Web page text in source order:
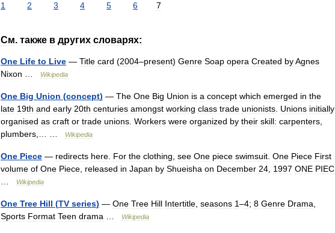
1 2 3 4 5 6 7
См. также в других словарях:
One Life to Live — Title card (2004–present) Genre Soap opera Created byAgnes
Nixon
Wikipedia
One Big Union (concept) — The One Big Union is a concept which emerged in the
late 19th and early 20th centuries amongst working class trade unionists Unions initially
organised as craft or trade unions Workers were organized by their skill: carpenters
plumbers
Wikipedia
One Piece — redirects here For the clothing see One piece swimsuit One Piece First
volume of One Piece released in Japan by Shueisha on December 24 1997 ONE PIEC
Wikipedia
One Tree Hill (TV series) — One Tree Hill Intertitle seasons 1–4; 8 Genre Drama
Sports Format Teen drama Wikipedia